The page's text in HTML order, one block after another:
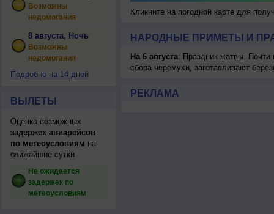
Возможны
недомогания
8 августа, Ночь
Возможны
недомогания
Подробно на 14 дней
ВЫЛЕТЫ
Оценка возможных
задержек авиарейсов
по метеоусловиям на
ближайшие сутки
Не ожидается
задержек по
метеоусловиям
Кликните на погодной карте для
НАРОДНЫЕ ПРИМЕТЫ И
На 6 августа: Праздник жатвы. Почти
сбора черемухи, заготавливают
РЕКЛАМА